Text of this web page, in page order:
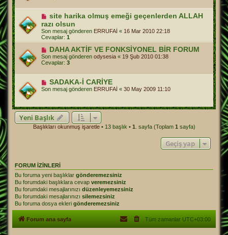
site harika olmuş emeği geçenlerden ALLAH
razı olsun
Son mesaj gönderen ERRUFAİ « 16 Mar 2010 22:18
Cevaplar: 1
DAHA AKTİF VE FONKSİYONEL BİR FORUM
Son mesaj gönderen odysesia « 19 Şub 2010 01:38
Cevaplar: 3
SADAKA-İ CARİYE
Son mesaj gönderen ERRUFAİ « 30 May 2009 11:10
Yeni Başlık
Başlıkları okunmuş işaretle• 13 başlık • 1 . sayfa (Toplam 1 sayfa)
Geçiş yap
FORUM IZINLERI
Bu foruma yeni başlıklar gönderemezsiniz
Bu forumdaki başlıklara cevap veremezsiniz
Bu forumdaki mesajlarınızı düzenleyemezsiniz
Bu forumdaki mesajlarınızı silemezsiniz
Bu foruma dosya ekleri gönderemezsiniz
Forum ana sayfa Tüm zamanlar UTC+03:00